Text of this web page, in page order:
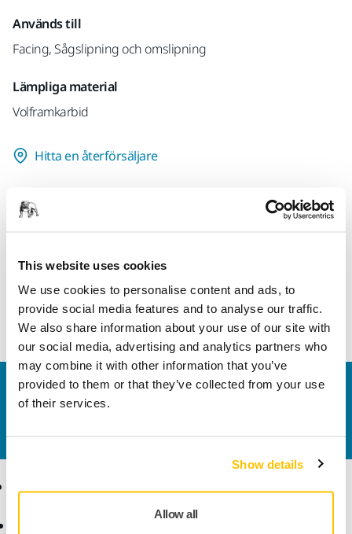
This website uses cookies
We use cookies to personalise content and ads, to
provide social media features and to analyse our traffic.
We also share information about your use of our site with
our social media, advertising and analytics partners who
may combine it with other information that you’ve
provided to them or that they’ve collected from your use
of their services.
Show details
Allow all
Används till
Facing, Sågslipning och omslipning
Lämpliga material
Volframkarbid
Hitta en återförsäljare
Teknisk specifikation
Resin bond wheel for facing of carbide tipped circular saws
Kontakta oss
Vill du veta mer?
Produkter Kunskap